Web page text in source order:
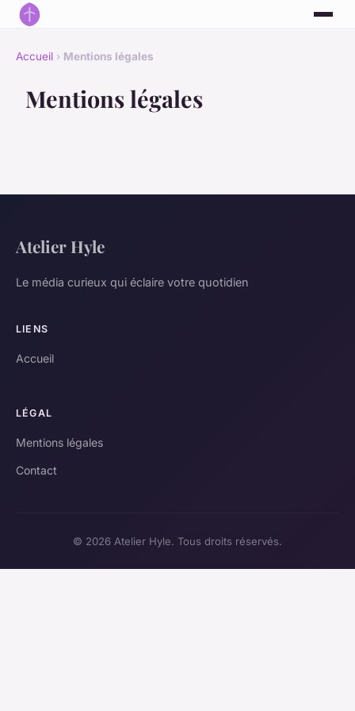
Accueil › Mentions légales
Mentions légales
Atelier Hyle
Le média curieux qui éclaire votre quotidien
LIENS
Accueil
LÉGAL
Mentions légales
Contact
© 2026 Atelier Hyle. Tous droits réservés.